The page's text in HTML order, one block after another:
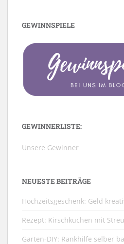
GEWINNSPIELE
GEWINNERLISTE:
Unsere Gewinner
NEUESTE BEITRÄGE
Hochzeitsgeschenk: Geld
Rezept: Kirschkuchen mit
Garten-DIY: Rankhilfe selber